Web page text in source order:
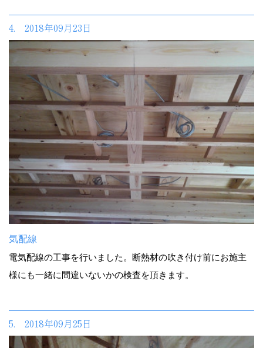
4. 2018年09月23日
気配線
電気配線の工事を行いました。断熱材の吹き付け前にお施主
様にも一緒に間違いないかの検査を頂きます。
5. 2018年09月25日